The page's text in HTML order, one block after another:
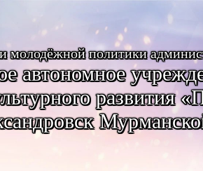
молодёжной политики
автономное
развития